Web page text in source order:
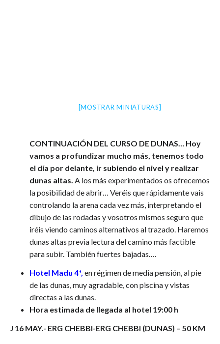
[MOSTRAR MINIATURAS]
CONTINUACIÓN DEL CURSO DE DUNAS… Hoy
vamos a profundizar mucho más, tenemos todo
el día por delante, ir subiendo el nivel y realizar
dunas altas. A los más experimentados os ofrecemos
la posibilidad de abrir… Veréis que rápidamente vais
controlando la arena cada vez más, interpretando el
dibujo de las rodadas y vosotros mismos seguro que
iréis viendo caminos alternativos al trazado. Haremos
dunas altas previa lectura del camino más factible
para subir. También fuertes bajadas….
Hotel Madu 4*, en régimen de media pensión, al pie
de las dunas, muy agradable, con piscina y vistas
directas a las dunas.
Hora estimada de llegada al hotel 19:00 h
J 16 MAY.- ERG CHEBBI-ERG CHEBBI (DUNAS) – 50 KM